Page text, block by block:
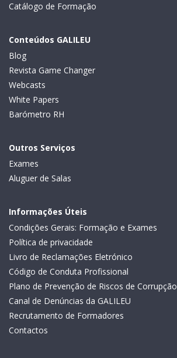
Catálogo de Formação
Conteúdos GALILEU
Blog
Revista Game Changer
Webcasts
White Papers
Barómetro RH
Outros Serviços
Exames
Aluguer de Salas
Informações Úteis
Condições Gerais: Formação e Exames
Política de privacidade
Livro de Reclamações Eletrónico
Código de Conduta Profissional
Plano de Prevenção de Riscos de Corrupção
Canal de Denúncias da GALILEU
Recrutamento de Formadores
Contactos